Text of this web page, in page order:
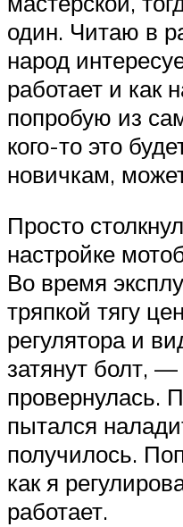
один. Читаю в
народ
работает и как
попробую из
кого-то это
новичкам,
Просто
настройке
Во время
тряпкой тягу
регулятора и
затянут болт,
провернулась.
пытался
получилось.
как я
работает.